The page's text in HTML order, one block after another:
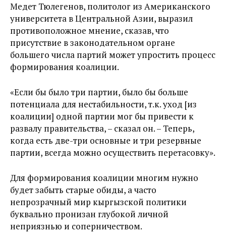
Медет Тюлегенов, политолог из Американского
университета в Центральной Азии, выразил
противоположное мнение, сказав, что
присутствие в законодательном органе
большего числа партий может упростить процесс
формирования коалиции.
«Если бы было три партии, было бы больше
потенциала для нестабильности, т.к. уход [из
коалиции] одной партии мог бы привести к
развалу правительства, – сказал он. – Теперь,
когда есть две-три основные и три резервные
партии, всегда можно осуществить перетасовку».
Для формирования коалиции многим нужно
будет забыть старые обиды, а часто
непрозрачный мир кыргызской политики
буквально пронизан глубокой личной
неприязнью и соперничеством.